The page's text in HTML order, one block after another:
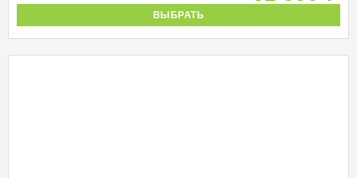
ВЫБРАТЬ